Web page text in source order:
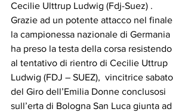
Cecilie Ulttrup Ludwig (Fdj-Suez) .
Grazie ad un potente attacco nel finale
la campionessa nazionale di Germania
ha preso la testa della corsa resistendo
al tentativo di rientro di Cecilie Uttrup
Ludwig (FDJ – SUEZ),  vincitrice sabato
del Giro dell’Emilia Donne conclusosi
sull’erta di Bologna San Luca giunta ad